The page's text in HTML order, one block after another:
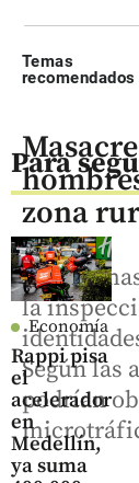
Temas
recomendados
Para
Economía
Rappi pisa
el
acelerador
en
Medellín,
ya suma
zona
Tras la
la
Según las
podrían